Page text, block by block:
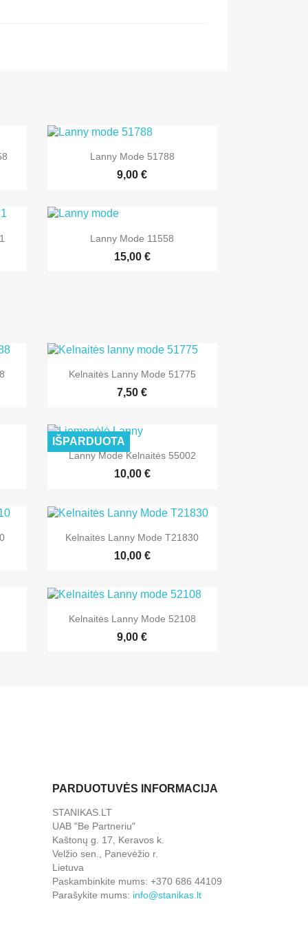
 Greita peržiūra
Lanny Mode 51788
9,00 €
 Greita peržiūra
Lanny Mode 11558
15,00 €
 Greita peržiūra
Kelnaitės Lanny Mode 51775
7,50 €
 Greita peržiūra
Lanny Mode Kelnaitės 55002
10,00 €
IŠPARDUOTA
 Greita peržiūra
Kelnaitės Lanny Mode T21830
10,00 €
 Greita peržiūra
Kelnaitės Lanny Mode 52108
9,00 €
PARDUOTUVĖS INFORMACIJA
STANIKAS.LT
UAB "Be Partneriu"
Kaštonų g. 17, Keravos k.
Velžio sen., Panevėžio r.
Lietuva
Paskambinkite mums: +370 686 44109
Parašykite mums: info@stanikas.lt